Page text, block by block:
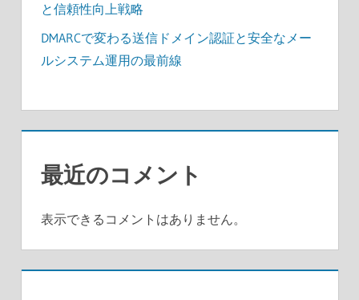
と信頼性向上戦略
DMARCで変わる送信ドメイン認証と安全なメー
ルシステム運用の最前線
最近のコメント
表示できるコメントはありません。